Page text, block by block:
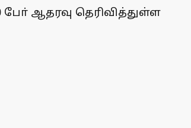
ஆதரவு தெரிவித்துள்ள